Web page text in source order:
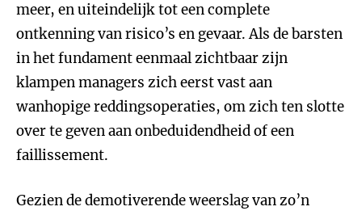
meer, en uiteindelijk tot een complete
ontkenning van risico’s en gevaar. Als de barsten
in het fundament eenmaal zichtbaar zijn
klampen managers zich eerst vast aan
wanhopige reddingsoperaties, om zich ten slotte
over te geven aan onbeduidendheid of een
faillissement.
Gezien de demotiverende weerslag van zo’n